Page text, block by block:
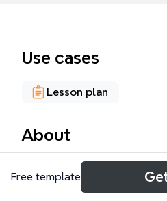
Use cases
Lesson plan
About
El mapa mental
videojuegos como
Free template